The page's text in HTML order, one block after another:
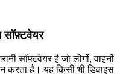
सॉफ्टवेयर है जो लोगों, वाहनों
करता है। यह किसी भी डिवाइस